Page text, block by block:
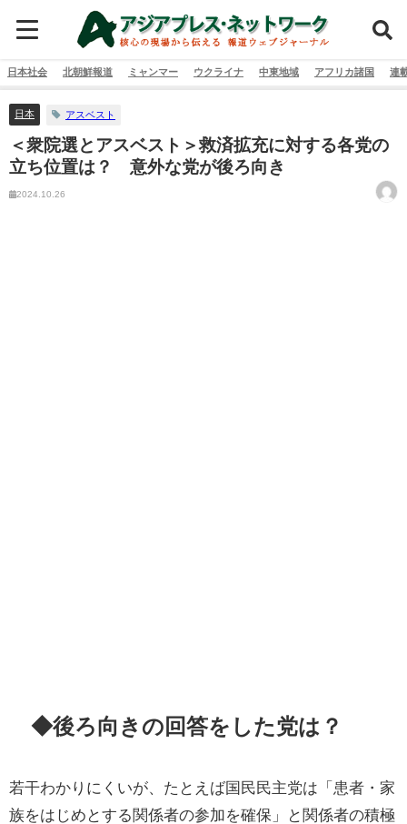
日本社会 北朝鮮報道 ミャンマー ウクライナ 中東地域 アフリカ諸国 連
日本 アスベスト
＜衆院選とアスベスト＞救済拡充に対する各党の
立ち位置は？ 意外な党が後ろ向き
2024.10.26
◆後ろ向きの回答をした党は？
若干わかりにくいが、たとえば国民民主党は「患者・家
族をはじめとする関係者の参加を確保」と関係者の積極